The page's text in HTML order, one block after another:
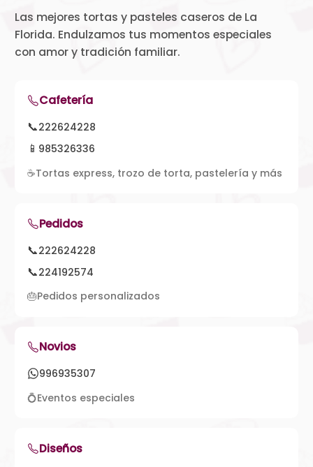
Las mejores tortas y pasteles caseros de La
Florida. Endulzamos tus momentos especiales
con amor y tradición familiar.
Cafetería
📞222624228
📱 985326336
☕Tortas express, trozo de torta, pastelería y más
Pedidos
📞222624228
📞224192574
🎂Pedidos personalizados
Novios
996935307
💍Eventos especiales
Diseños